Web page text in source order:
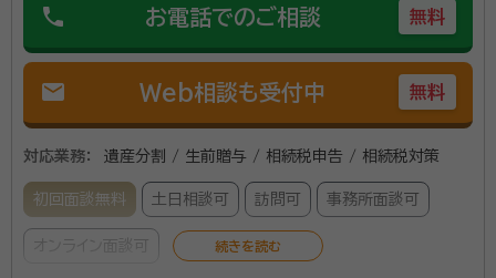
phone お電話でのご相談 無料
mail Web相談も受付中 無料
対応業務： 遺産分割 / 生前贈与 / 相続税申告 / 相続税対策
初回面談無料 土日相談可 訪問可 事務所面談可
オンライン面談可